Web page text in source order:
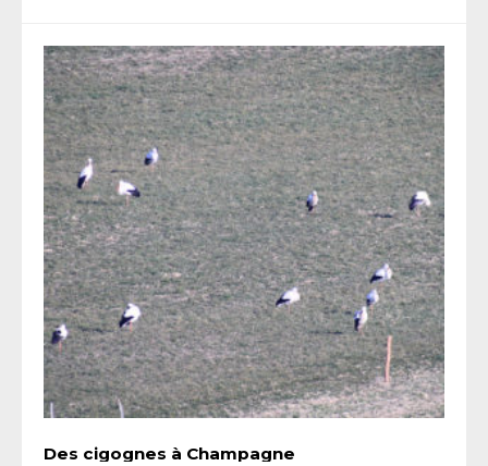
Des cigognes à Champagne